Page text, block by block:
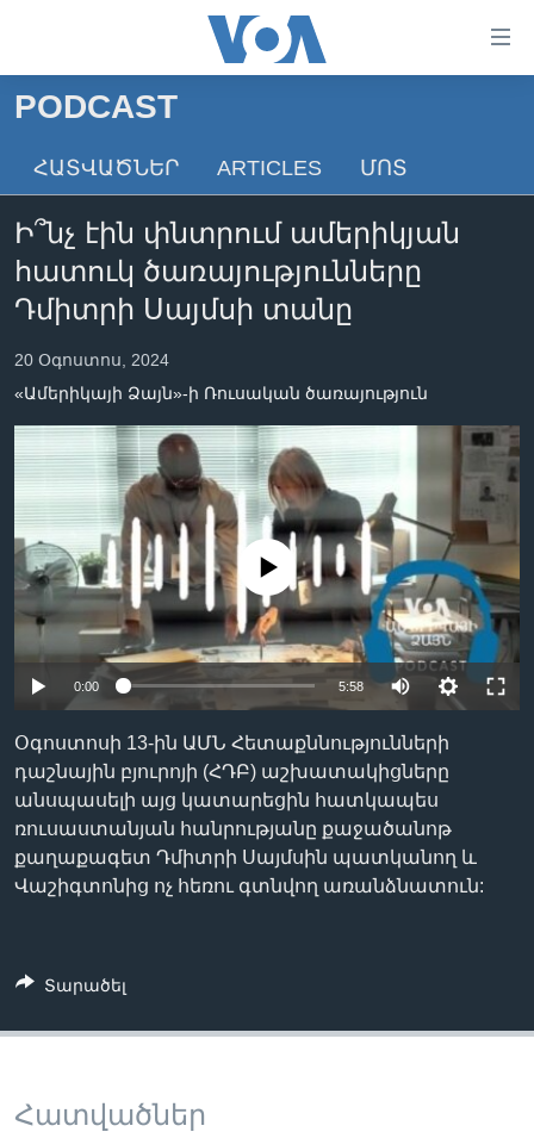
հիմնական
անցնել
բովանդակությանը
հիմնական
բովանդակություն
ԳԼԽԱՎՈՐ ԷՋ
ԼՈՒՐԵՐ
ՏԵՍԱՆՅՈՒԹԵՐ
ՖԻԼՄԵՐ
IN ENGLISH
ՄԵՐ ՄԱՍԻՆ
«ԱՄԵՐԻԿԱՅԻ ՁԱՅՆ»-Ի ԿԱՆՈՆԱԴՐՈՒԹՅՈՒՆ
ԿԱՊ ՄԵԶ ՀԵՏ
ՈՒԿՐԱԻՆԱԿԱՆ ՊԱՏԵՐԱԶՄ
Learning English
ՀԵՏԵՒԵՔ ՄԵԶ
Լեզուներ
PODCAST
ՀԱՏՎԱԾՆԵՐ ARTICLES ՄՈՏ
Ի՞նչ էին փնտրում ամերիկյան
հատուկ ծառայությունները
Դմիտրի Սայմսի տանը
20 Օգոստոս, 2024
«Ամերիկայի Ձայն»-ի Ռուսական ծառայություն
No media source currently available
0:00 5:58
Օգոստոսի 13-ին ԱՄՆ Հետաքննությունների
դաշնային բյուրոյի (ՀԴԲ) աշխատակիցները
անսպասելի այց կատարեցին հատկապես
ռուսաստանյան հանրությանը քաջածանոթ
քաղաքագետ Դմիտրի Սայմսին պատկանող և
Վաշիգտոնից ոչ հեռու գտնվող առանձնատուն:
Տարածել
Հատվածներ